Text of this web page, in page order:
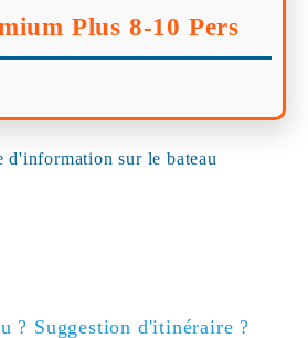
Plus 8-10 Pers
d'information sur le bateau
? Suggestion d'itinéraire ?